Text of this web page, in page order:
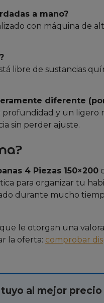
a mano?
con máquina de
libre de sustancias
diferente
profundidad y un
sin perder ajuste.
4 Piezas 150×200
para organizar tu
durante mucho
le otorgan una
la oferta: comprobar
al mejor precio